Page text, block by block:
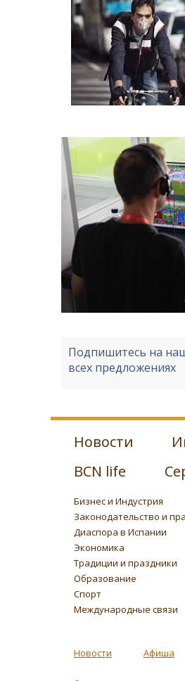
Подпишитесь на
всех предложениях
Новости
BCN life
Бизнес и Индустрия
Законодательство и
Диаспора в Испании
Экономика
Традиции и праздники
Образование
Спорт
Международные связи
Новости Афиша